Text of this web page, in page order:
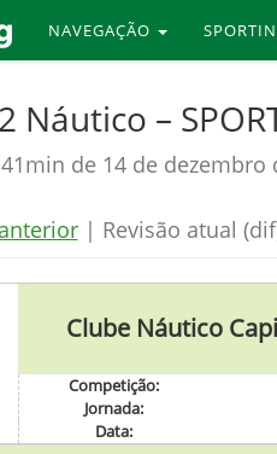
NAVEGAÇÃO
Náutico –
de 14 de dezembro
| Revisão atual
Clube Náutico
Competição:
Jornada:
Data: